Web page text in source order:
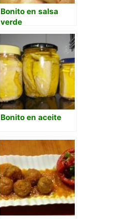
Bonito en salsa
verde
Bonito en aceite